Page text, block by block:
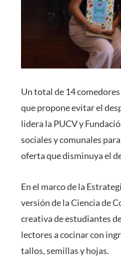
Un total de 14
que propone evitar el
lidera la PUCV y
sociales y comunales
oferta que disminuya el
En el marco de la
versión de la Ciencia de
creativa de estudiantes
lectores a cocinar con
tallos, semillas y hojas.